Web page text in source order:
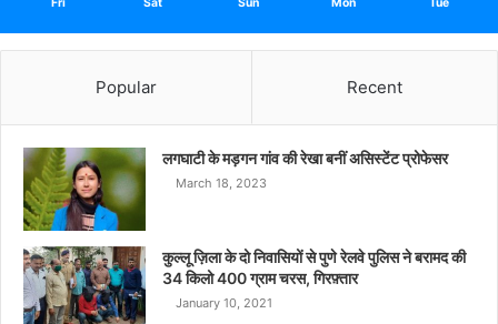
Fri Sat Sun Mon Tue
Popular Recent
लगघाटी के मड़गन गांव की रेखा बनीं असिस्टेंट प्रोफेसर
March 18, 2023
कुल्लू ज़िला के दो निवासियों से पुणे रेलवे पुलिस ने बरामद की
34 किलो 400 ग्राम चरस, गिरफ़्तार
January 10, 2021